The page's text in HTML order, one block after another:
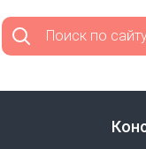
Поиск по